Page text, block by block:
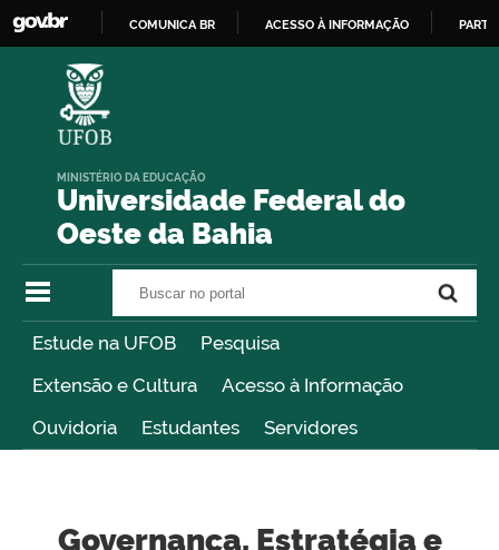
COMUNICA BR ACESSO À INFORMAÇÃO
Universidade Federal do
Oeste da Bahia
MINISTÉRIO DA EDUCAÇÃO
Estude na UFOB
Pesquisa
Extensão e Cultura
Acesso à Informação
Ouvidoria
Estudantes Servidores
Governança, Estratégia e